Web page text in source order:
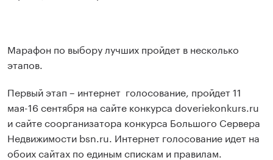
Марафон по выбору лучших пройдет в несколько
этапов.
Первый этап – интернет голосование, пройдет 11
мая-16 сентября на сайте конкурса doveriekonkurs.ru
и сайте соорганизатора конкурса Большого Сервера
Недвижимости bsn.ru. Интернет голосование идет на
обоих сайтах по единым спискам и правилам.